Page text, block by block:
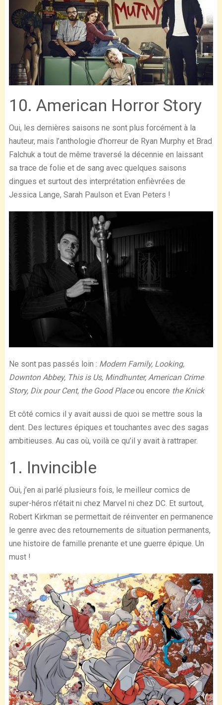
10. American Horror Story
Oui, les dernières saisons ne sont plus forcément à la
hauteur, mais l’anthologie d’horreur de Ryan Murphy et Brad
Falchuk a tout de même traversé la décennie en laissant
sa trace de folie et de sang avec quelques saisons
dingues et surtout des interprétation enfièvrées de
Jessica Lange, Sarah Paulson et Evan Peters !
Ne sont pas passés loin : Modern Family, Looking,
Downton Abbey, This is Us, Mindhunter, American Crime
Story, Dix pour Cent, the Good Placeou encore the Knick
Et côté comics il y avait aussi de quoi se mettre sous la
dent. Des lectures épiques et touchantes avec des sagas
ambitieuses. Au cas où, voilà ce qu’il y avait à rattraper.
1. Invincible
Oui, j’en ai parlé plusieurs fois, le meilleur comics de
super-héros n’était ni chez Marvel ni chez DC. Et surtout,
Robert Kirkman se permettait de réinventer en permanence
le genre avec des retournements de situation permanents,
une histoire de famille prenante et une guerre épique. Un
must !